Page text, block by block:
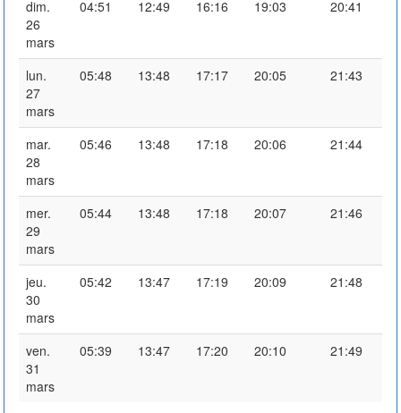
dim.
26
mars
04:51 12:49 16:16 19:03 20:41
lun.
27
mars
05:48 13:48 17:17 20:05 21:43
mar.
28
mars
05:46 13:48 17:18 20:06 21:44
mer.
29
mars
05:44 13:48 17:18 20:07 21:46
jeu.
30
mars
05:42 13:47 17:19 20:09 21:48
ven.
31
mars
05:39 13:47 17:20 20:10 21:49